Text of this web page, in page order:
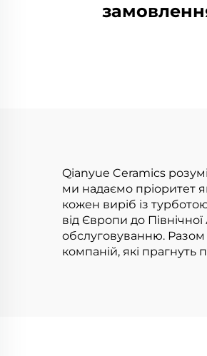
Фарфоровий
Qianyue Ceramics
ми надаємо пріоритет
кожен виріб із
від Європи до
обслуговуванню. Разом
компаній, які прагнуть